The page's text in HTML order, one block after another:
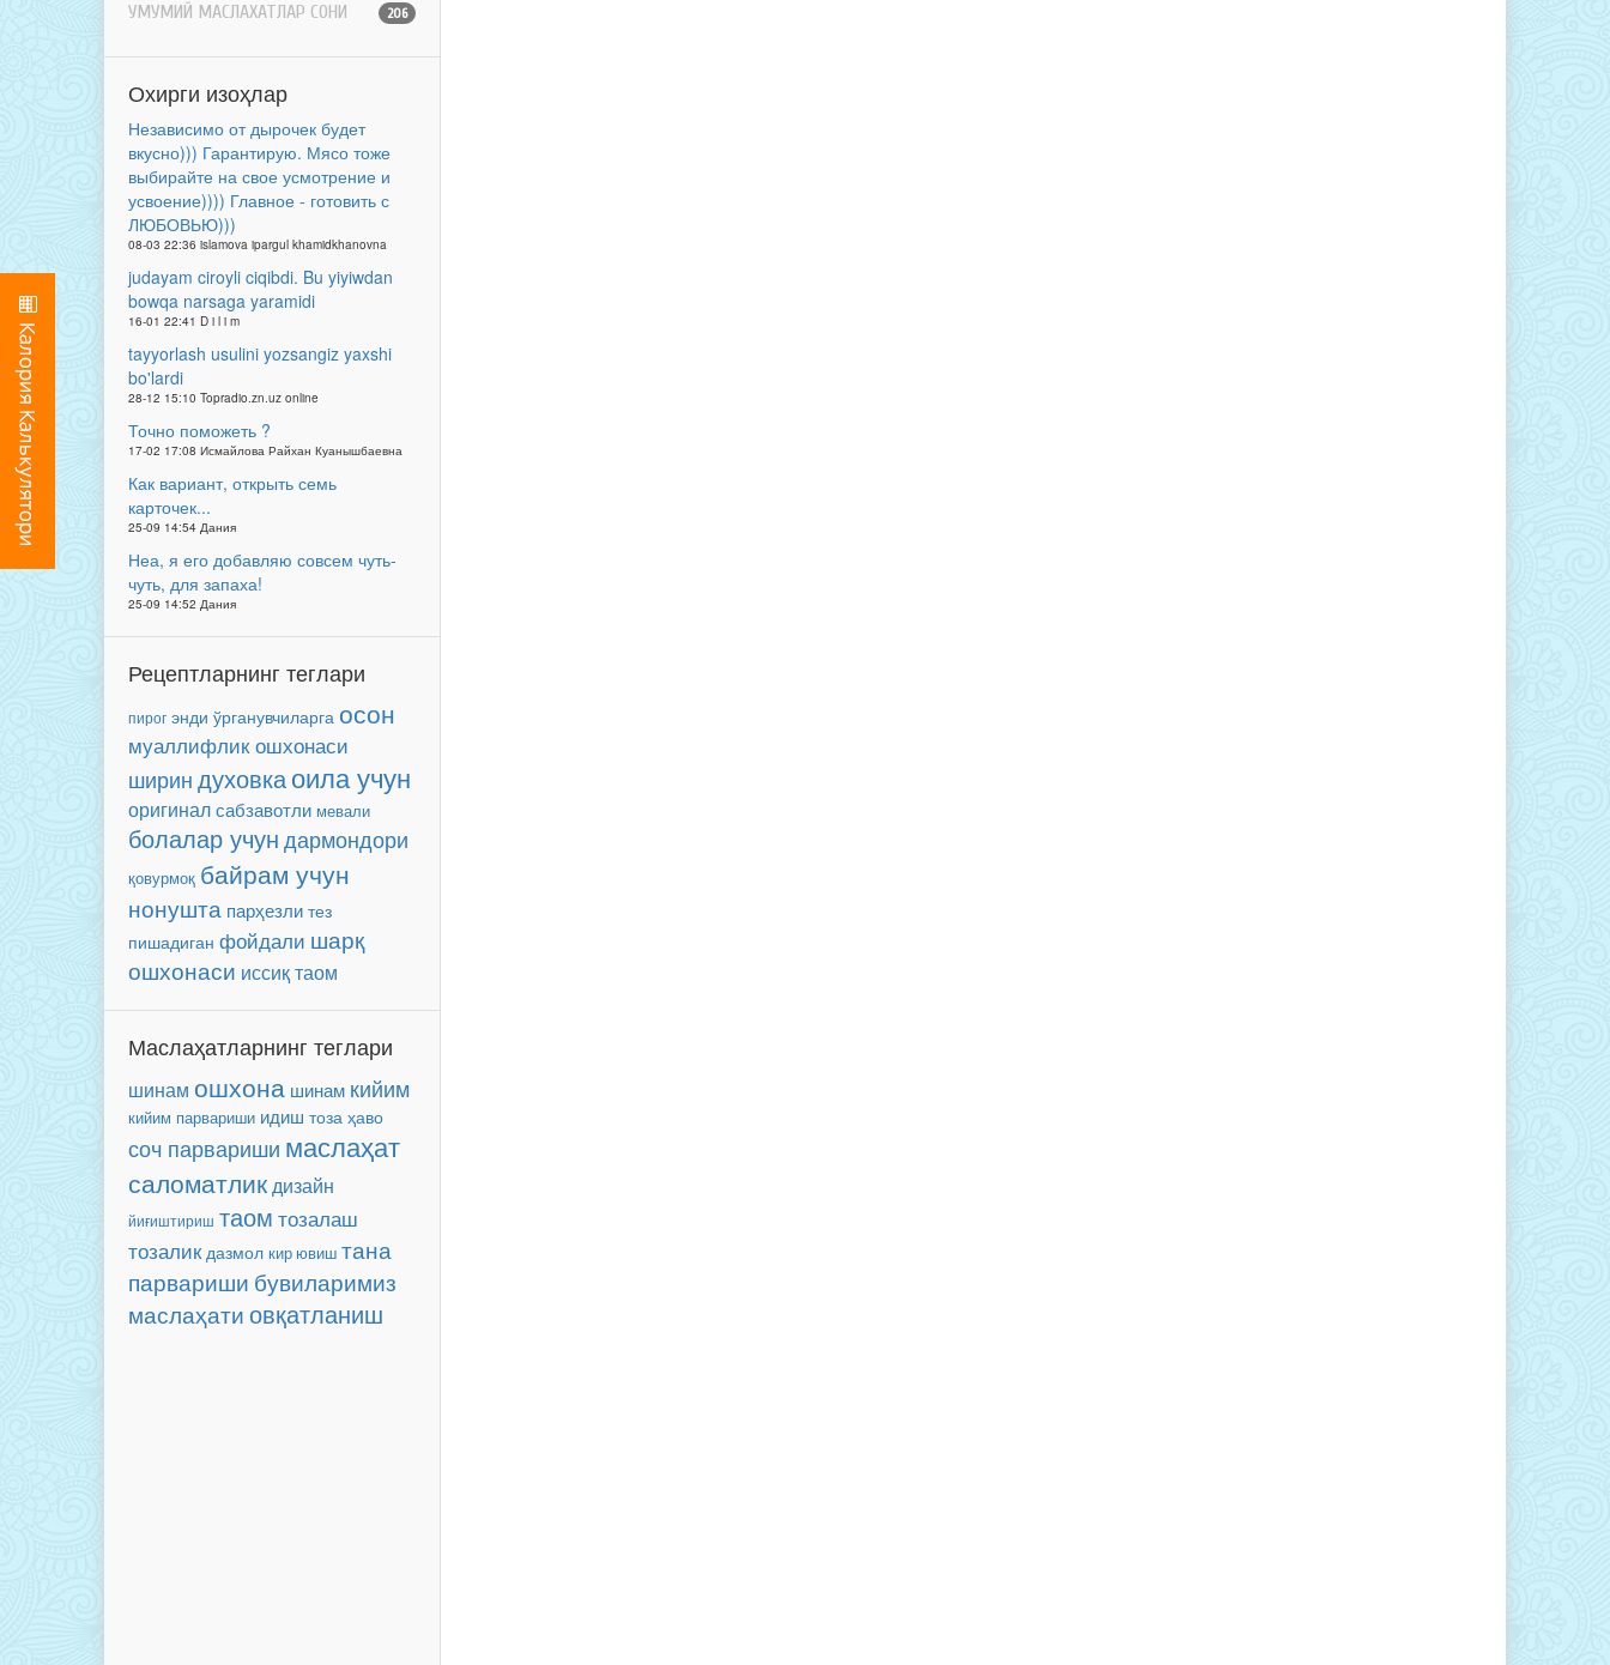
УМУМИЙ МАСЛАХАТЛАР СОНИ 206
Охирги изоҳлар
Независимо от дырочек будет
вкусно))) Гарантирую. Мясо тоже
выбирайте на свое усмотрение и
усвоение)))) Главное - готовить с
ЛЮБОВЬЮ)))
08-03 22:36 islamova ipargul khamidkhanovna
judayam ciroyli ciqibdi. Bu yiyiwdan
bowqa narsaga yaramidi
16-01 22:41 D i l i m
tayyorlash usulini yozsangiz yaxshi
bo'lardi
28-12 15:10 Topradio.zn.uz online
Точно поможеть ?
17-02 17:08 Исмайлова Райхан Куанышбаевна
Как вариант, открыть семь
карточек...
25-09 14:54 Дания
Неа, я его добавляю совсем чуть-
чуть, для запаха!
25-09 14:52 Дания
Рецептларнинг теглари
пирог энди ўрганувчиларга осон
муаллифлик ошхонаси
шириндуховкаоила учун
оригиналсабзавотли мевали
болалар учун дармондори
қовурмоқ байрам учун
нонушта парҳезли тез
пишадиган фойдали шарқ
ошхонаси иссиқ таом
Маслаҳатларнинг теглари
шинам ошхона шинам кийим
кийим парвариши идиш тоза ҳаво
соч парвариши маслаҳат
саломатликдизайн
йиғиштириш таом тозалаш
тозалик дазмол кир ювиш тана
парвариши бувиларимиз
маслаҳатиовқатланиш